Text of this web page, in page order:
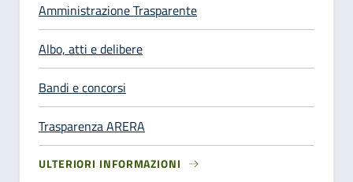
Amministrazione Trasparente
Albo, atti e delibere
Bandi e concorsi
Trasparenza ARERA
ULTERIORI INFORMAZIONI